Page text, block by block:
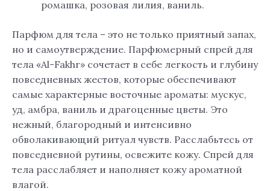
ромашка, розовая лилия, ваниль.
Парфюм для тела – это не только приятный запах,
но и самоутверждение. Парфюмерный спрей для
тела «Al-Fakhr» сочетает в себе легкость и глубину
повседневных жестов, которые обеспечивают
самые характерные восточные ароматы: мускус,
уд, амбра, ваниль и драгоценные цветы. Это
нежный, благородный и интенсивно
обволакивающий ритуал чувств. Расслабьтесь от
повседневной рутины, освежите кожу. Спрей для
тела расслабляет и наполняет кожу ароматной
влагой.